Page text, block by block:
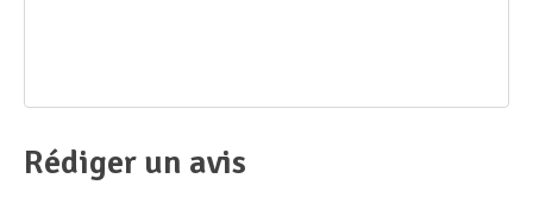
Rédiger un avis